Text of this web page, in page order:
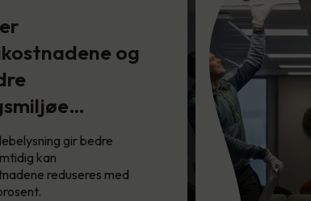
og
gir bedre
kan
reduseres med
Oppussing før boligsalg -
For å få høyere avkastning på
boligsalge…
Les mer